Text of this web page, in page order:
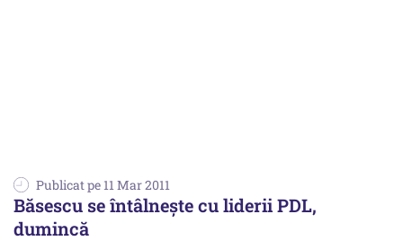
Publicat pe 11 Mar 2011
Băsescu se întâlnește cu liderii PDL,
dumincă